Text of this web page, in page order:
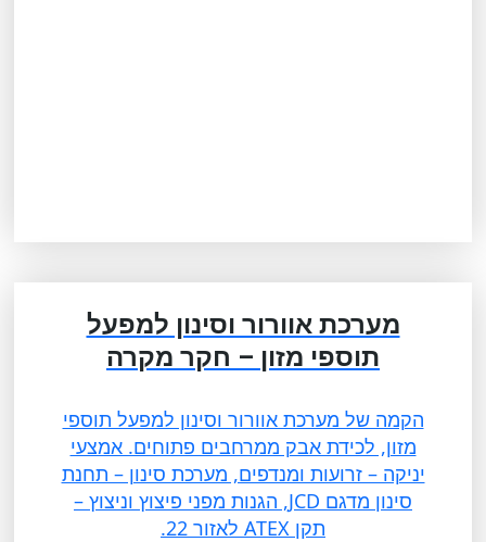
מערכת אוורור וסינון למפעל
תוספי מזון – חקר מקרה
הקמה של מערכת אוורור וסינון למפעל תוספי
מזון, לכידת אבק ממרחבים פתוחים. אמצעי
יניקה – זרועות ומנדפים, מערכת סינון – תחנת
סינון מדגם JCD, הגנות מפני פיצוץ וניצוץ –
תקן ATEX לאזור 22.